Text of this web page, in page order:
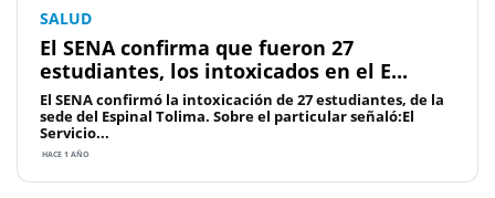
SALUD
El SENA confirma que fueron 27
estudiantes, los intoxicados en el E...
El SENA confirmó la intoxicación de 27 estudiantes, de la
sede del Espinal Tolima. Sobre el particular señaló:El
Servicio...
HACE 1 AÑO